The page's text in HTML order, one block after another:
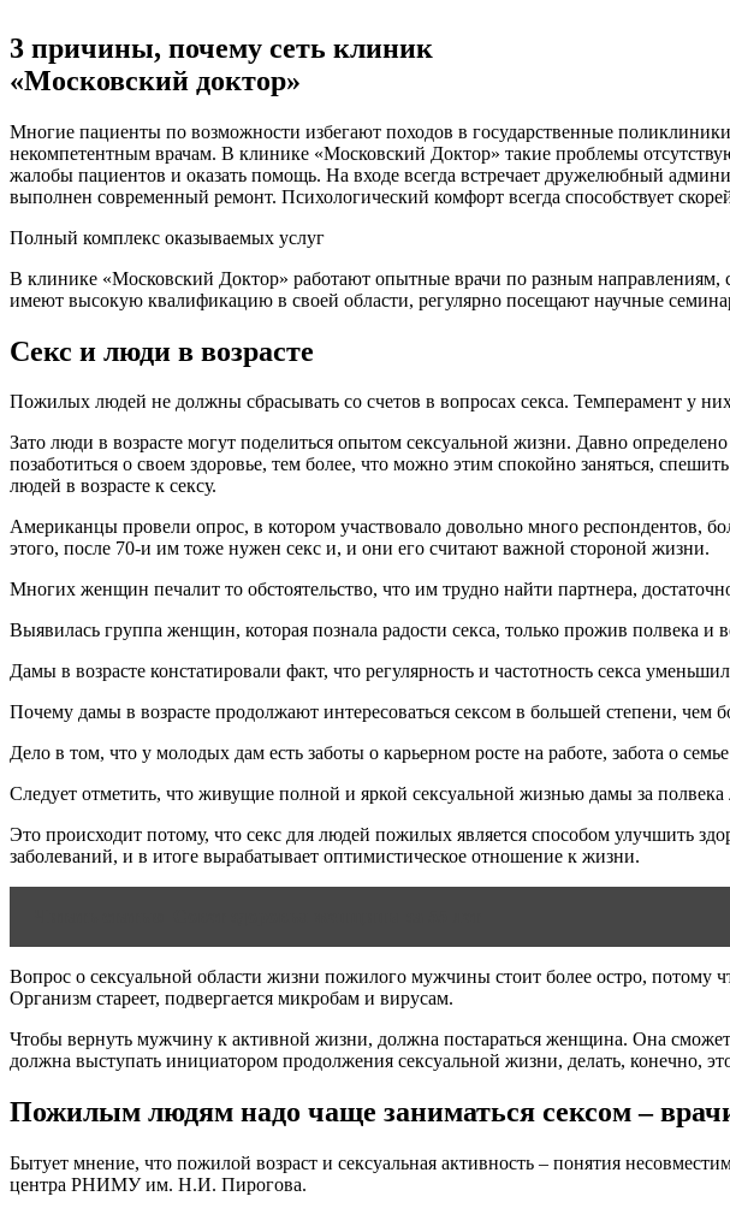
3 причины, почему сеть клиник
«Московский доктор»
Многие пациенты по возможности избегают походов в государственные
некомпетентным врачам. В клинике «Московский Доктор» такие проблемы
жалобы пациентов и оказать помощь. На входе всегда встречает дружелюбный
выполнен современный ремонт. Психологический комфорт всегда способствует
Полный комплекс оказываемых услуг
В клинике «Московский Доктор» работают опытные врачи по разным направлениям,
имеют высокую квалификацию в своей области, регулярно посещают научные
Секс и люди в возрасте
Пожилых людей не должны сбрасывать со счетов в вопросах секса. Темперамент у
Зато люди в возрасте могут поделиться опытом сексуальной жизни. Давно
позаботиться о своем здоровье, тем более, что можно этим спокойно заняться,
людей в возрасте к сексу.
Американцы провели опрос, в котором участвовало довольно много респондентов,
этого, после 70-и им тоже нужен секс и, и они его считают важной стороной жизни.
Многих женщин печалит то обстоятельство, что им трудно найти партнера,
Выявилась группа женщин, которая познала радости секса, только прожив полвека и
Дамы в возрасте констатировали факт, что регулярность и частотность секса
Почему дамы в возрасте продолжают интересоваться сексом в большей степени, чем
Дело в том, что у молодых дам есть заботы о карьерном росте на работе, забота о
Следует отметить, что живущие полной и яркой сексуальной жизнью дамы за
Это происходит потому, что секс для людей пожилых является способом улучшить
заболеваний, и в итоге вырабатывает оптимистическое отношение к жизни.
Вопрос о сексуальной области жизни пожилого мужчины стоит более остро, потому
Организм стареет, подвергается микробам и вирусам.
Чтобы вернуть мужчину к активной жизни, должна постараться женщина. Она
должна выступать инициатором продолжения сексуальной жизни, делать, конечно,
Пожилым людям надо чаще заниматься сексом –
Бытует мнение, что пожилой возраст и сексуальная активность – понятия
центра РНИМУ им. Н.И. Пирогова.